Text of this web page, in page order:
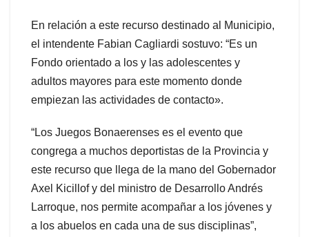
En relación a este recurso destinado al Municipio,
el intendente Fabian Cagliardi sostuvo: “Es un
Fondo orientado a los y las adolescentes y
adultos mayores para este momento donde
empiezan las actividades de contacto».
“Los Juegos Bonaerenses es el evento que
congrega a muchos deportistas de la Provincia y
este recurso que llega de la mano del Gobernador
Axel Kicillof y del ministro de Desarrollo Andrés
Larroque, nos permite acompañar a los jóvenes y
a los abuelos en cada una de sus disciplinas”,